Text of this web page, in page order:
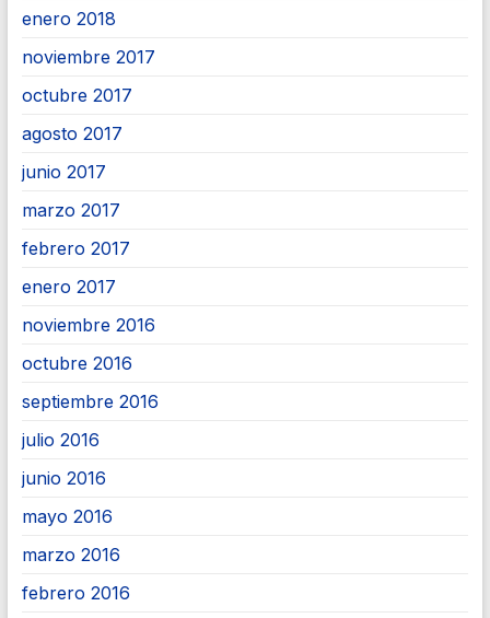
enero 2018
noviembre 2017
octubre 2017
agosto 2017
junio 2017
marzo 2017
febrero 2017
enero 2017
noviembre 2016
octubre 2016
septiembre 2016
julio 2016
junio 2016
mayo 2016
marzo 2016
febrero 2016